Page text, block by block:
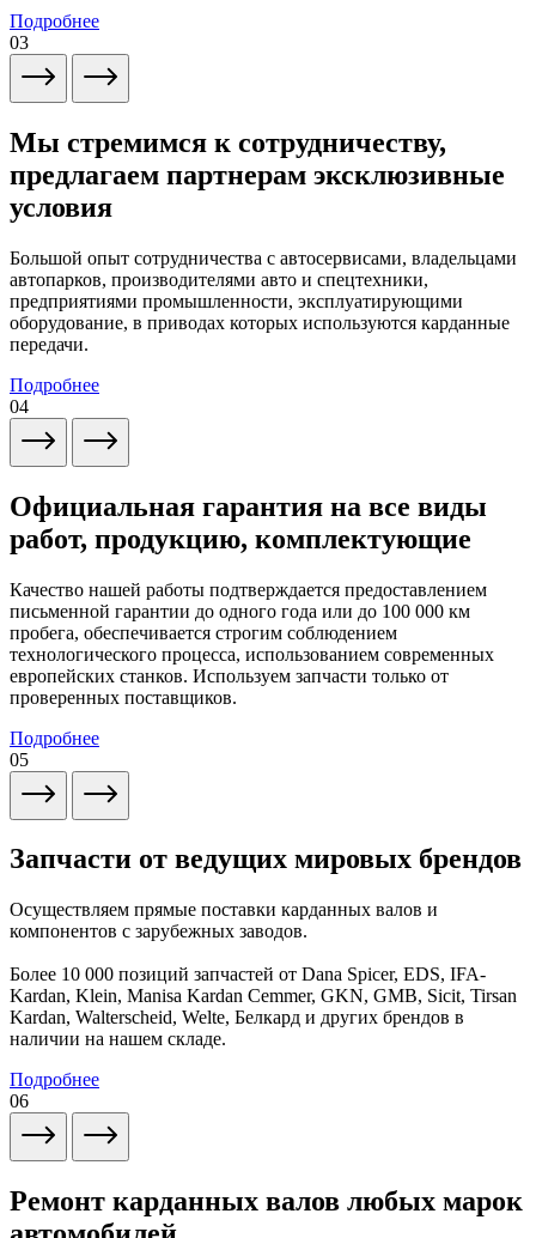
Подробнее
03
Мы стремимся к сотрудничеству,
предлагаем партнерам эксклюзивные
условия
Большой опыт сотрудничества с автосервисами, владельцами
автопарков, производителями авто и спецтехники,
предприятиями промышленности, эксплуатирующими
оборудование, в приводах которых используются карданные
передачи.
Подробнее
04
Официальная гарантия на все виды
работ, продукцию, комплектующие
Качество нашей работы подтверждается предоставлением
письменной гарантии до одного года или до 100 000 км
пробега, обеспечивается строгим соблюдением
технологического процесса, использованием современных
европейских станков. Используем запчасти только от
проверенных поставщиков.
Подробнее
05
Запчасти от ведущих мировых брендов
Осуществляем прямые поставки карданных валов и
компонентов с зарубежных заводов.
Более 10 000 позиций запчастей от Dana Spicer, EDS, IFA-
Kardan, Klein, Manisa Kardan Cemmer, GKN, GMB, Sicit, Tirsan
Kardan, Walterscheid, Welte, Белкард и других брендов в
наличии на нашем складе.
Подробнее
06
Ремонт карданных валов любых марок